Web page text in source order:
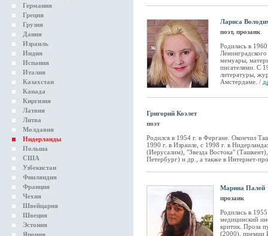
Германия
Греция
Грузия
Дания
Израиль
Индия
Испания
Италия
Казахстан
Канада
Киргизия
Латвия
Литва
Молдавия
Нидерланды
Польша
США
Узбекистан
Финляндия
Франция
Чехия
Швейцария
Швеция
Эстония
Япония
Лариса
поэт, прозаик
Родилась в
мемуары,
писателями. С
литературы,
Амстердаме. /
Григорий Коэлет
поэт
Родился в 1954 г. в Фергане. Окончил
1990 г. в Израиле, с 1998 г. в
(Иерусалим), "Звезда Востока"
Петербург) и др., а также в Интернет-
Марина Палей
прозаик
Родилась в
медицинский
критик. Проза
(2000), премии